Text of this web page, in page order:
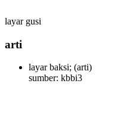
layar gusi
arti
layar baksi; (arti)
sumber: kbbi3